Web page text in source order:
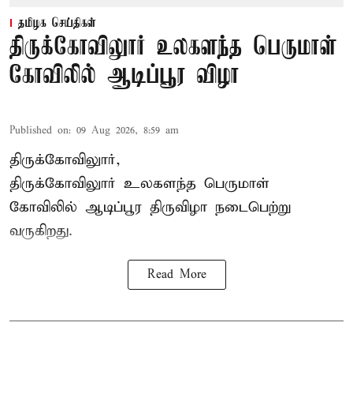
தமிழக செய்திகள்
திருக்கோவிலுார் உலகளந்த பெருமாள்
கோவிலில் ஆடிப்பூர விழா
Published on: 09 Aug 2026, 8:59 am
திருக்கோவிலுார்,
திருக்கோவிலுார் உலகளந்த பெருமாள்
கோவிலில் ஆடிப்பூர திருவிழா நடைபெற்று
வருகிறது.
Read More